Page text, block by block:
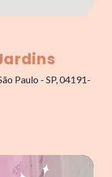
Paulo - SP, 04191-